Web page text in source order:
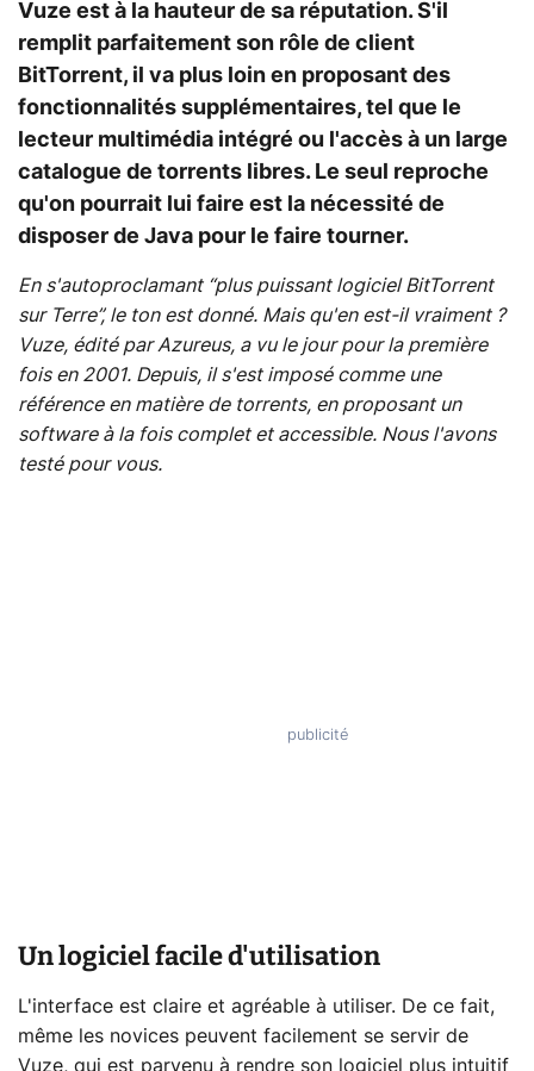
Vuze est à la hauteur de sa réputation. S'il
remplit parfaitement son rôle de client
BitTorrent, il va plus loin en proposant des
fonctionnalités supplémentaires, tel que le
lecteur multimédia intégré ou l'accès à un large
catalogue de torrents libres. Le seul reproche
qu'on pourrait lui faire est la nécessité de
disposer de Java pour le faire tourner.
En s'autoproclamant “plus puissant logiciel BitTorrent
sur Terre”, le ton est donné. Mais qu'en est-il vraiment ?
Vuze, édité par Azureus, a vu le jour pour la première
fois en 2001. Depuis, il s'est imposé comme une
référence en matière de torrents, en proposant un
software à la fois complet et accessible. Nous l'avons
testé pour vous.
Un logiciel facile d'utilisation
L'interface est claire et agréable à utiliser. De ce fait,
même les novices peuvent facilement se servir de
Vuze, qui est parvenu à rendre son logiciel plus intuitif